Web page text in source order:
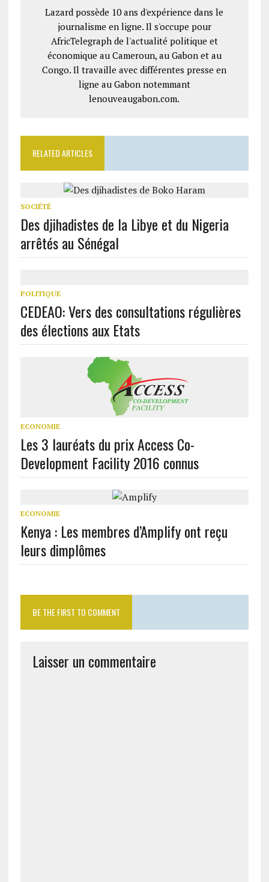
Lazard possède 10 ans d'expérience dans le
journalisme en ligne. Il s'occupe pour
AfricTelegraph de l'actualité politique et
économique au Cameroun, au Gabon et au
Congo. Il travaille avec différentes presse en
ligne au Gabon notemmant
lenouveaugabon.com.
RELATED ARTICLES
SOCIÉTÉ
Des djihadistes de la Libye et du Nigeria
arrêtés au Sénégal
POLITIQUE
CEDEAO: Vers des consultations régulières
des élections aux Etats
ECONOMIE
Les 3 lauréats du prix Access Co-
Development Facility 2016 connus
ECONOMIE
Kenya : Les membres d’Amplify ont reçu
leurs dimplômes
BE THE FIRST TO COMMENT
Laisser un commentaire